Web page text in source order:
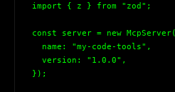
import { z } from "zod";
const server = new McpServer(
name: "my-code-tools",
version: "1.0.0",
} );